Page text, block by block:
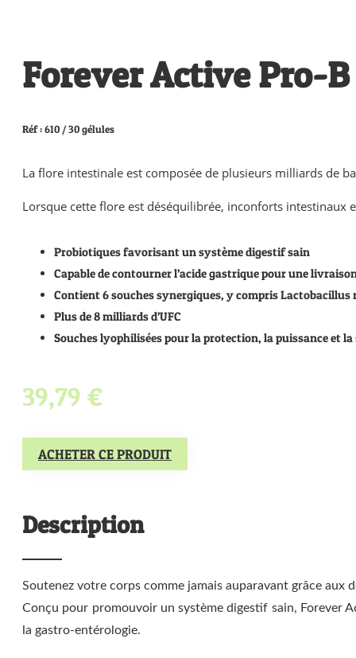
Forever Active Pro-B
Réf : 610 / 30 gélules
La flore intestinale est composée de plusieurs milliards de
Lorsque cette flore est déséquilibrée, inconforts intestinaux
Probiotiques favorisant un système digestif sain
Capable de contourner l’acide gastrique pour une
Contient 6 souches synergiques, y compris
Plus de 8 milliards d’UFC
Souches lyophilisées pour la protection, la puissance et
39,79 €
ACHETER CE PRODUIT
Description
Soutenez votre corps comme jamais auparavant grâce
Conçu pour promouvoir un système digestif sain, Forever
la gastro-entérologie.